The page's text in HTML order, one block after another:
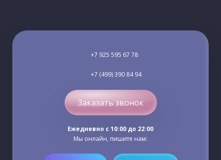
+7 925 595 67 78
+7 (499) 390 84 94
Заказать звонок
Ежедневно c 10:00 до 22:00
Мы онлайн, пишите нам: